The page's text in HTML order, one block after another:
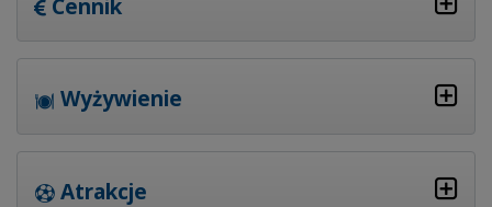
Cennik
Wyżywienie
Atrakcje